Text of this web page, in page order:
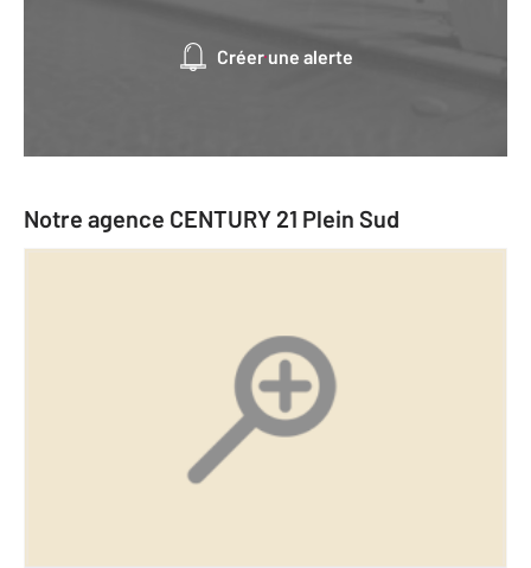
Créer une alerte
Notre agence CENTURY 21 Plein Sud